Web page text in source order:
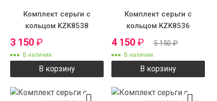
Комплект серьги с
кольцом KZK8538
3 150 ₽
В наличии
В корзину
Комплект серьги с
кольцом KZK8536
4 150 ₽ 5 150₽
В наличии
В корзину